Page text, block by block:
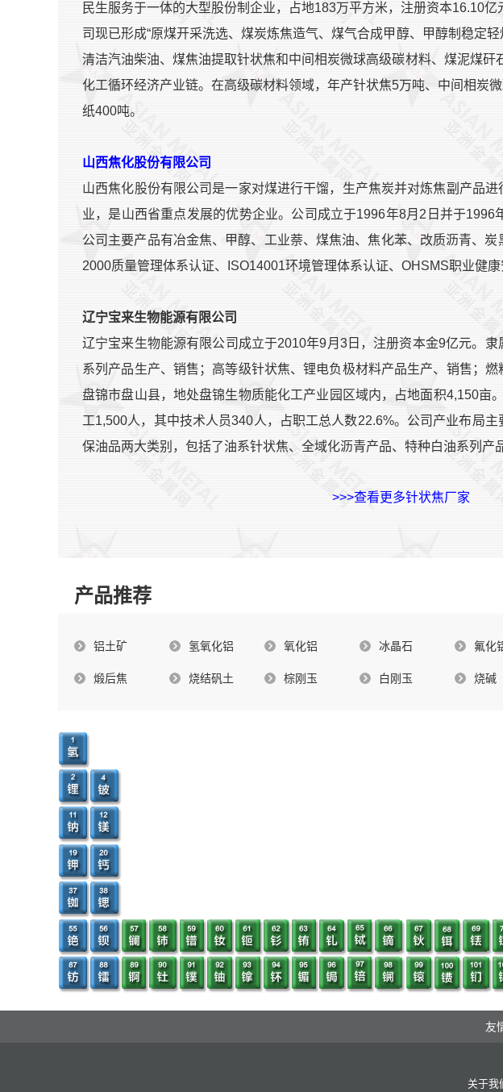
民生服务于一体的大型股份制企业，占地183万平方米，注册资本16.10
司现已形成“原煤开采洗选、煤炭炼焦造气、煤气合成甲醇、甲醇制稳定
清洁汽油柴油、煤焦油提取针状焦和中间相炭微球高级碳材料、煤泥煤矸
化工循环经济产业链。在高级碳材料领域，年产针状焦5万吨、中间相炭
纸400吨。
山西焦化股份有限公司
山西焦化股份有限公司是一家对煤进行干馏，生产焦炭并对炼焦副产品
业，是山西省重点发展的优势企业。公司成立于1996年8月2日并于1996
公司主要产品有冶金焦、甲醇、工业萘、煤焦油、焦化苯、改质沥青、炭
2000质量管理体系认证、ISO14001环境管理体系认证、OHSMS职业健康
辽宁宝来生物能源有限公司
辽宁宝来生物能源有限公司成立于2010年9月3日，注册资本金9亿元。
系列产品生产、销售；高等级针状焦、锂电负极材料产品生产、销售；
盘锦市盘山县，地处盘锦生物质能化工产业园区域内，占地面积4,150亩
工1,500人，其中技术人员340人，占职工总人数22.6%。公司产业布局
保油品两大类别，包括了油系针状焦、全域化沥青产品、特种白油系列产
>>>查看更多针状焦厂家
产品推荐
铝土矿 氢氧化铝 氧化铝 冰晶石 氟化
煅后焦 烧结矾土 棕刚玉 白刚玉 烧碱
友
关于我